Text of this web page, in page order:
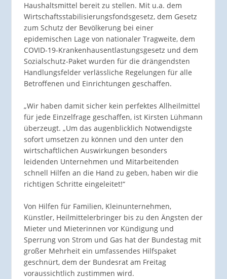
Haushaltsmittel bereit zu stellen. Mit u.a. dem
Wirtschaftsstabilisierungsfondsgesetz, dem Gesetz
zum Schutz der Bevölkerung bei einer
epidemischen Lage von nationaler Tragweite, dem
COVID-19-Krankenhausentlastungsgesetz und dem
Sozialschutz-Paket wurden für die drängendsten
Handlungsfelder verlässliche Regelungen für alle
Betroffenen und Einrichtungen geschaffen.
„Wir haben damit sicher kein perfektes Allheilmittel
für jede Einzelfrage geschaffen, ist Kirsten Lühmann
überzeugt. „Um das augenblicklich Notwendigste
sofort umsetzen zu können und den unter den
wirtschaftlichen Auswirkungen besonders
leidenden Unternehmen und Mitarbeitenden
schnell Hilfen an die Hand zu geben, haben wir die
richtigen Schritte eingeleitet!“
Von Hilfen für Familien, Kleinunternehmen,
Künstler, Heilmittelerbringer bis zu den Ängsten der
Mieter und Mieterinnen vor Kündigung und
Sperrung von Strom und Gas hat der Bundestag mit
großer Mehrheit ein umfassendes Hilfspaket
geschnürt, dem der Bundesrat am Freitag
voraussichtlich zustimmen wird.